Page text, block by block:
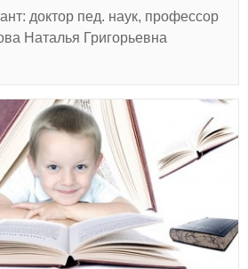
доктор пед. наук, профессор
Наталья Григорьевна